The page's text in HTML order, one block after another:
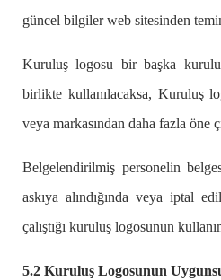
güncel bilgiler web sitesinden
Kuruluş logosu bir başka
birlikte kullanılacaksa, Kuruluş
veya markasından daha fazla öne
Belgelendirilmiş personelin
askıya alındığında veya iptal
çalıştığı kuruluş logosunun
5.2 Kuruluş Logosunun